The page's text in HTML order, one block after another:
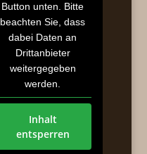
Button unten. Bitte
beachten Sie, dass
dabei Daten an
Drittanbieter
weitergegeben
werden.
Inhalt
entsperren